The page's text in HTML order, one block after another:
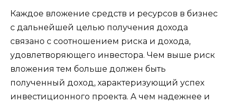
Каждое вложение средств и ресурсов в бизнес
с дальнейшей целью получения дохода
связано с соотношением риска и дохода,
удовлетворяющего инвестора. Чем выше риск
вложения тем больше должен быть
полученный доход, характеризующий успех
инвестиционного проекта. А чем надежнее и